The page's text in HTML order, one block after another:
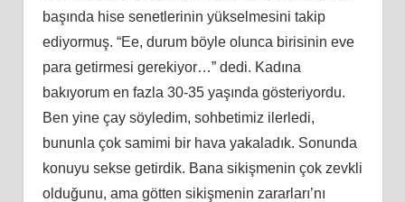
başında hise senetlerinin yükselmesini takip
ediyormuş. “Ee, durum böyle olunca birisinin eve
para getirmesi gerekiyor…” dedi. Kadına
bakıyorum en fazla 30-35 yaşında gösteriyordu.
Ben yine çay söyledim, sohbetimiz ilerledi,
bununla çok samimi bir hava yakaladık. Sonunda
konuyu sekse getirdik. Bana sikişmenin çok zevkli
olduğunu, ama götten sikişmenin zararları’nı